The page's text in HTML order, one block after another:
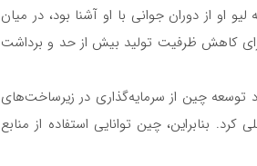
از دوران جوانی با او آشنا بود، در میان
کاهش ظرفیت تولید بیش از حد و برداشت
چین از سرمایه‌گذاری در زیرساخت‌های
بنابراین، چین توانایی استفاده از منابع